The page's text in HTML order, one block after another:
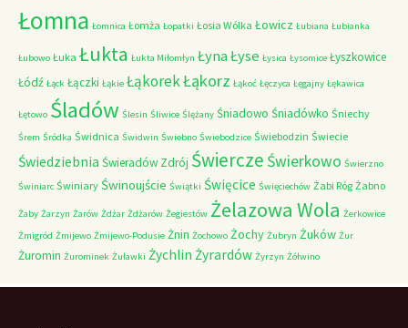
Łomna Łomnica Łomża Łopatki Łosia Wólka Łowicz Łubiana Łubianka
Łubowo Łuka Łukta Łukta Miłomłyn ŁynaŁyse Łysica Łysomice Łyszkowice
Łódź Łąck Łączki Łąkie ŁąkorekŁąkorz Łąkoć Łęczyca Łęgajny Łękawica
Łętowo Śladów Ślesin Śliwice Ślężany Śniadowo Śniadówko Śniechy
Śrem Śródka Świdnica Świdwin Świebno Świebodzice Świebodzin Świecie
Świedziebnia Świeradów Zdrój Świercze Świerkowo Świerzno
Świniarc Świniary Świnoujście Świątki Święcice Święciechów Żabi Róg Żabno
Żaby Żarzyn Żarów Żdżar Żdżarów Żegiestów Żelazowa Wola Żerkowice
Żmigród Żmijewo Żmijewo-Podusie Żnin Żochowo Żochy Żubryn Żuków Żur
Żuromin Żurominek Żuławki Żychlin Żyrardów Żyrzyn Żółwino